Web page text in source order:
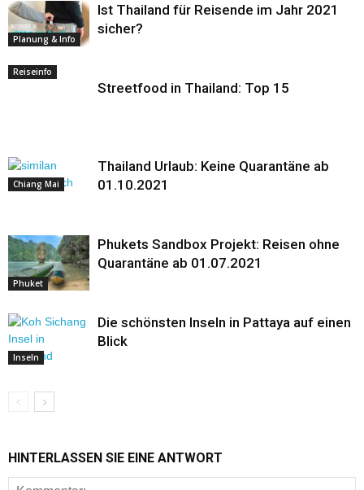
Planung & Info
Ist Thailand für Reisende im Jahr 2021
sicher?
Reiseinfo
Streetfood in Thailand: Top 15
Chiang Mai
Thailand Urlaub: Keine Quarantäne ab
01.10.2021
Phuket
Phukets Sandbox Projekt: Reisen ohne
Quarantäne ab 01.07.2021
Inseln
Die schönsten Inseln in Pattaya auf einen
Blick
HINTERLASSEN SIE EINE ANTWORT